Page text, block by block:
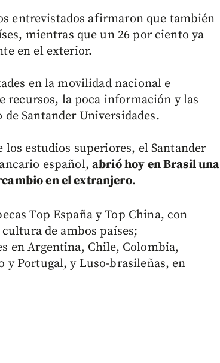
entrevistados afirmaron que también
mientras que un 26 por ciento ya
en el exterior.
en la movilidad nacional e
la poca información y las
Santander Universidades.
estudios superiores, el Santander
español,abrió hoy en Brasil una
en el extranjero.
Top España y Top China, con
de ambos países;
en Argentina, Chile, Colombia,
y Portugal, y Luso-brasileñas, en